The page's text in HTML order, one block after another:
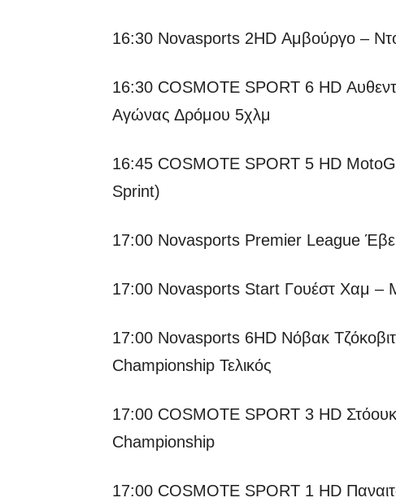
16:30 Novasports 2HD Αμβούργο –
16:30 COSMOTE SPORT 6 HD
Αγώνας Δρόμου 5χλμ
16:45 COSMOTE SPORT 5 HD
Sprint)
17:00 Novasports Premier League
17:00 Novasports Start Γουέστ Χαμ –
17:00 Novasports 6HD Νόβακ
Championship Τελικός
17:00 COSMOTE SPORT 3 HD
Championship
17:00 COSMOTE SPORT 1 HD